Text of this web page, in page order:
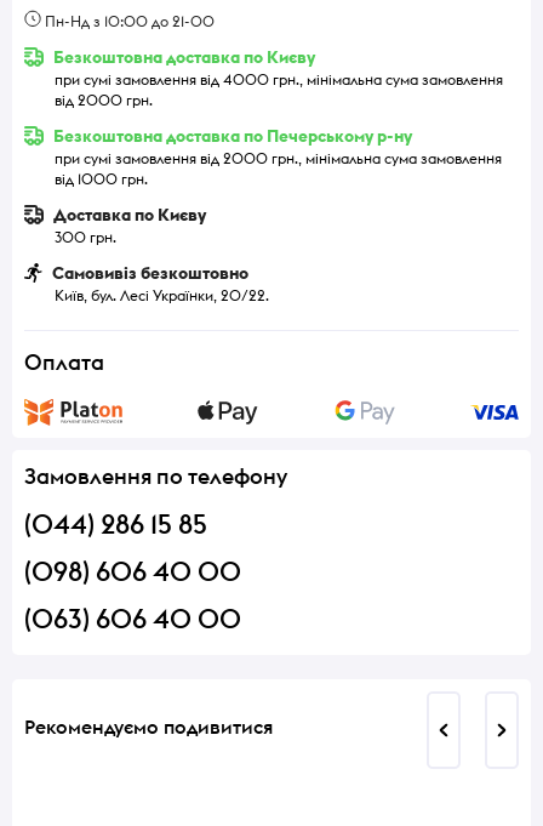
Пн-Нд з 10:00 до 21-00
Безкоштовна доставка по Києву
при сумі замовлення від 4000 грн., мінімальна сума замовлення
від 2000 грн.
Безкоштовна доставка по Печерському р-ну
при сумі замовлення від 2000 грн., мінімальна сума замовлення
від 1000 грн.
Доставка по Києву
300 грн.
Самовивіз безкоштовно
Київ, бул. Лесі Українки, 20/22.
Оплата
Замовлення по телефону
(044) 286 15 85
(098) 606 40 00
(063) 606 40 00
Рекомендуємо подивитися